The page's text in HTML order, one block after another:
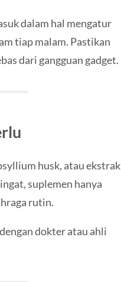
dalam hal mengatur
tiap malam. Pastikan
dari gangguan gadget.
husk, atau ekstrak
suplemen hanya
rutin.
dokter atau ahli